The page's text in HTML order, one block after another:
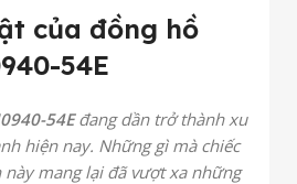
của đồng hồ
54E
54Eđang dần trở thành xu
hiện nay. Những gì mà chiếc
này mang lại đã vượt xa những